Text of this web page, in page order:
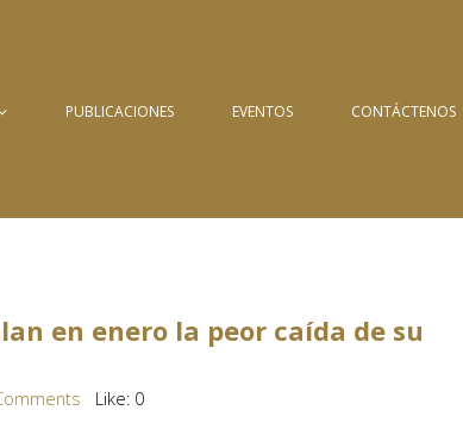
PUBLICACIONES EVENTOS CONTÁCTENOS
en enero la peor caída de su
Like: 0